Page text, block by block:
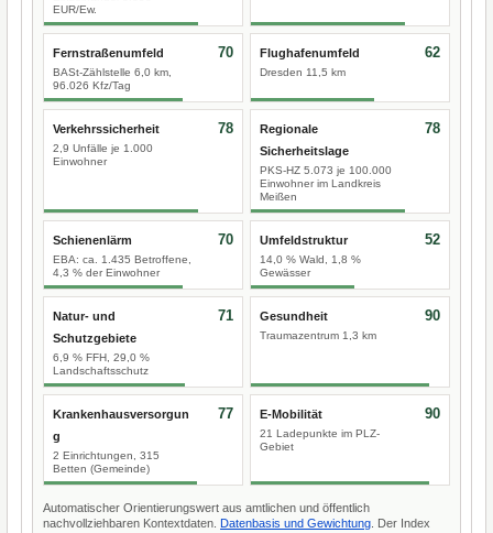
EUR/Ew.
Fernstraßenumfeld
BASt-Zählstelle 6,0 km,
96.026 Kfz/Tag
70 Flughafenumfeld
Dresden 11,5 km
62
Verkehrssicherheit
2,9 Unfälle je 1.000
Einwohner
78
Regionale
Sicherheitslage
PKS-HZ 5.073 je 100.000
Einwohner im Landkreis
Meißen
78
Schienenlärm
EBA: ca. 1.435 Betroffene,
4,3 % der Einwohner
70 Umfeldstruktur
14,0 % Wald, 1,8 %
Gewässer
52
Natur- und
Schutzgebiete
6,9 % FFH, 29,0 %
Landschaftsschutz
71 Gesundheit
Traumazentrum 1,3 km
90
Krankenhausversorgun
g
2 Einrichtungen, 315
Betten (Gemeinde)
77 E-Mobilität
21 Ladepunkte im PLZ-
Gebiet
90
Automatischer Orientierungswert aus amtlichen und öffentlich
nachvollziehbaren Kontextdaten. Datenbasis und Gewichtung . Der Index